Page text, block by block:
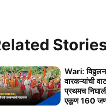
Wari:
वारकऱ्यांची
प्रथमच
एकूण 160